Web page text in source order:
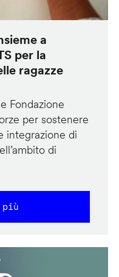
a
per la
ragazze
Fondazione
per sostenere
integrazione di
di